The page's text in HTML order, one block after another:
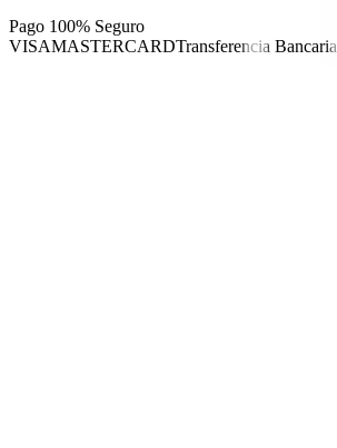
Pago 100% Seguro
VISAMASTERCARDTransferencia Bancaria